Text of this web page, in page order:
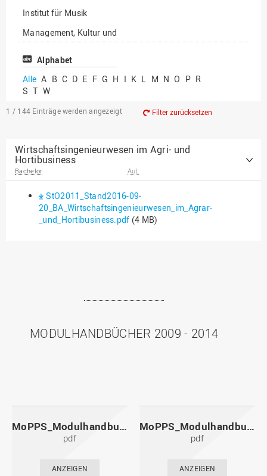
Institut für Musik
Management, Kultur und
Technik
Wirtschafts- und
Sozialwissenschaften
Alphabet
Alle A B C D E F G H I K L M N O P R
S T W
1 / 144 Einträge werden angezeigt Filter zurücksetzen
Wirtschaftsingenieurwesen im Agri- und
Hortibusiness
Bachelor AuL
StO2011_Stand2016-09-
20_BA_Wirtschaftsingenieurwesen_im_Agrar-
_und_Hortibusiness.pdf (4 MB)
MODULHANDBÜCHER 2009 - 2014
MoPPS_Modulhandbuch_20141201.pdf
pdf
ANZEIGEN
MoPPS_Modulhandbuch_20140601.pdf
pdf
ANZEIGEN